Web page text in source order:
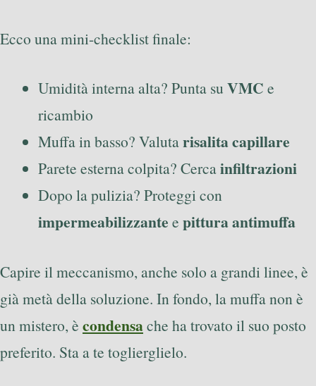
Ecco una mini-checklist finale:
Umidità interna alta? Punta su VMC e
ricambio
Muffa in basso? Valutarisalita capillare
Parete esterna colpita? Cercainfiltrazioni
Dopo la pulizia? Proteggi con
impermeabilizzante e pittura antimuffa
Capire il meccanismo, anche solo a grandi linee, è
già metà della soluzione. In fondo, la muffa non è
un mistero, è condensache ha trovato il suo posto
preferito. Sta a te toglierglielo.